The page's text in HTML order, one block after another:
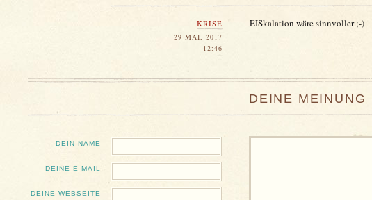
KRISE
29 MAI, 2017
12:46
EISkalation wäre sinnvoller ;-)
DEINE MEINUNG
DEIN NAME
DEINE E-MAIL
DEINE WEBSEITE